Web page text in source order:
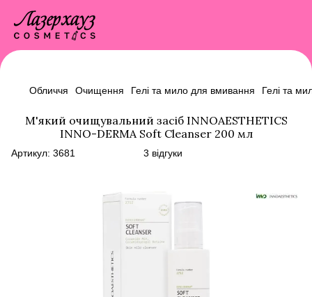
Обличчя Очищення Гелі та мило для вмивання Гелі та
М'який очищувальний засіб INNOAESTHETICS
INNO-DERMA Soft Cleanser 200 мл
Артикул: 3681 3 відгуки